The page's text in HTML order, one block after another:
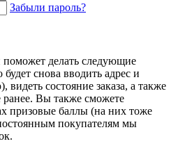
Забыли пароль?
поможет делать следующие
снова вводить адрес и
состояние заказа, а также
ранее. Вы также сможете
призовые баллы (на них тоже
покупателям мы